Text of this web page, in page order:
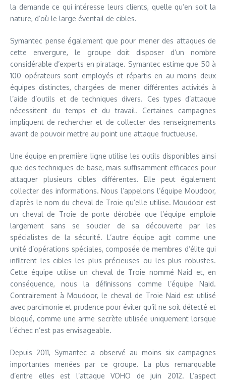
la demande ce qui intéresse leurs clients, quelle qu’en soit la
nature, d’où le large éventail de cibles.
Symantec pense également que pour mener des attaques de
cette envergure, le groupe doit disposer d’un nombre
considérable d’experts en piratage. Symantec estime que 50 à
100 opérateurs sont employés et répartis en au moins deux
équipes distinctes, chargées de mener différentes activités à
l’aide d’outils et de techniques divers. Ces types d’attaque
nécessitent du temps et du travail. Certaines campagnes
impliquent de rechercher et de collecter des renseignements
avant de pouvoir mettre au point une attaque fructueuse.
Une équipe en première ligne utilise les outils disponibles ainsi
que des techniques de base, mais suffisamment efficaces pour
attaquer plusieurs cibles différentes. Elle peut également
collecter des informations. Nous l’appelons l’équipe Moudoor,
d’après le nom du cheval de Troie qu’elle utilise. Moudoor est
un cheval de Troie de porte dérobée que l’équipe emploie
largement sans se soucier de sa découverte par les
spécialistes de la sécurité. L’autre équipe agit comme une
unité d’opérations spéciales, composée de membres d’élite qui
infiltrent les cibles les plus précieuses ou les plus robustes.
Cette équipe utilise un cheval de Troie nommé Naid et, en
conséquence, nous la définissons comme l’équipe Naid.
Contrairement à Moudoor, le cheval de Troie Naid est utilisé
avec parcimonie et prudence pour éviter qu’il ne soit détecté et
bloqué, comme une arme secrète utilisée uniquement lorsque
l’échec n’est pas envisageable.
Depuis 2011, Symantec a observé au moins six campagnes
importantes menées par ce groupe. La plus remarquable
d’entre elles est l’attaque VOHO de juin 2012. L’aspect